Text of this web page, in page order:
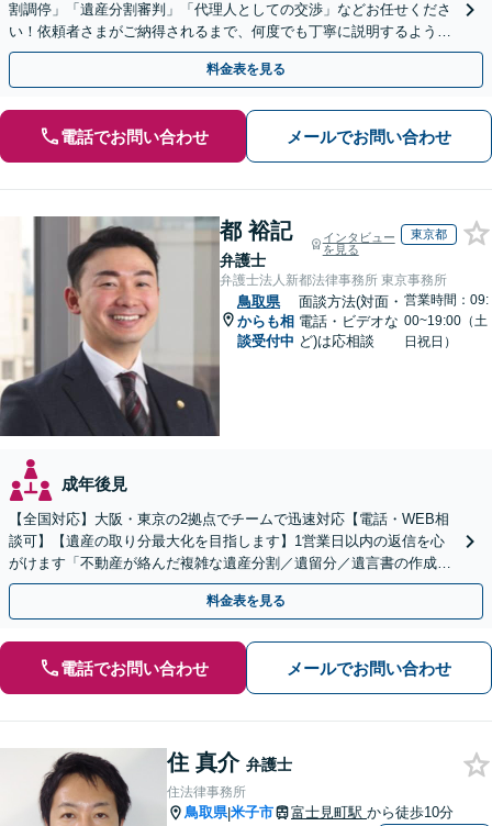
割調停」「遺産分割審判」「代理人としての交渉」などお任せくださ
い！依頼者さまがご納得されるまで、何度でも丁寧に説明するよう心
掛けています【土日祝／夜間対応可】【当日／電話相談可】
料金表を見る
電話でお問い合わせ メールでお問い合わせ
都 裕記
弁護士
インタビュー
を見る
東京都
弁護士法人新都法律事務所 東京事務所
鳥取県
からも相
談受付中
面談方法(対面・
電話・ビデオな
ど)は応相談
営業時間：09:
00~19:00（土
日祝日）
成年後見
【全国対応】大阪・東京の2拠点でチームで迅速対応【電話・WEB相
談可】【遺産の取り分最大化を目指します】1営業日以内の返信を心
がけます「不動産が絡んだ複雑な遺産分割／遺留分／遺言書の作成・
執行／事業承継など、お任せください」【休日相談あり】
料金表を見る
電話でお問い合わせ メールでお問い合わせ
住 真介 弁護士
住法律事務所
鳥取県|米子市 富士見町駅 から徒歩10分